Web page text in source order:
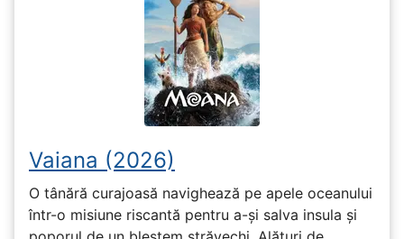
Vaiana (2026)
O tânără curajoasă navighează pe apele oceanului
într-o misiune riscantă pentru a-și salva insula și